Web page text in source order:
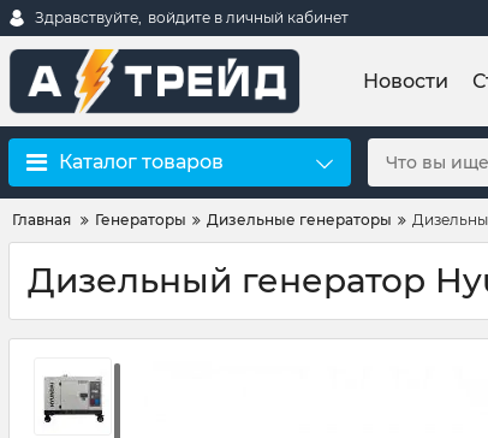
Здравствуйте, войдите в личный кабинет
Новости
Каталог товаров
Главная Генераторы Дизельные генераторы
Дизельный генератор